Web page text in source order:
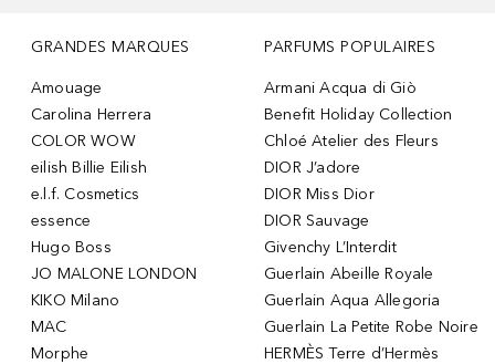
GRANDES MARQUES
Amouage
Carolina Herrera
COLOR WOW
eilish Billie Eilish
e.l.f. Cosmetics
essence
Hugo Boss
JO MALONE LONDON
KIKO Milano
MAC
Morphe
PARFUMS POPULAIRES
Armani Acqua di Giò
Benefit Holiday Collection
Chloé Atelier des Fleurs
DIOR J’adore
DIOR Miss Dior
DIOR Sauvage
Givenchy L’Interdit
Guerlain Abeille Royale
Guerlain Aqua Allegoria
Guerlain La Petite Robe Noire
HERMÈS Terre d’Hermès